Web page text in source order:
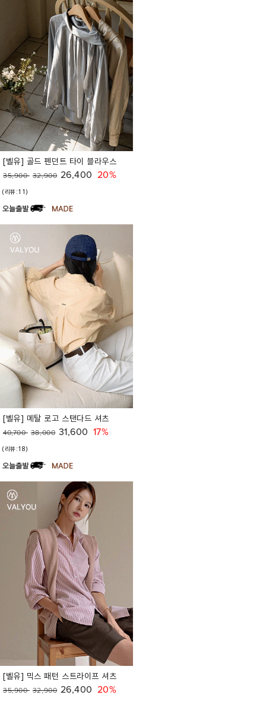
[벨유] 골드 펜던트 타이 블라우스
35,900 32,900 26,400 20%
(리뷰:11)
[벨유] 메탈 로고 스탠다드 셔츠
40,700 38,000 31,600 17%
(리뷰:18)
[벨유] 믹스 패턴 스트라이프 셔츠
35,900 32,900 26,400 20%